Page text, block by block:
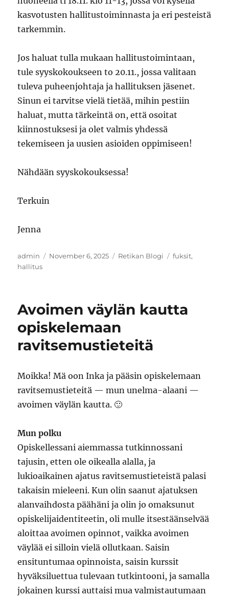
kasvotusten hallitustoiminnasta ja eri pesteistä
tarkemmin.
Jos haluat tulla mukaan hallitustoimintaan,
tule syyskokoukseen to 20.11., jossa valitaan
tuleva puheenjohtaja ja hallituksen jäsenet.
Sinun ei tarvitse vielä tietää, mihin pestiin
haluat, mutta tärkeintä on, että osoitat
kiinnostuksesi ja olet valmis yhdessä
tekemiseen ja uusien asioiden oppimiseen!
Nähdään syyskokouksessa!
Terkuin
Jenna
Author
admin
Posted
November 6, 2025 Categories
Retikan Blogi Tags
fuksit,
hallitus
Avoimen väylän kautta
opiskelemaan
ravitsemustieteitä
Moikka! Mä oon Inka ja pääsin opiskelemaan
ravitsemustieteitä — mun unelma-alaani —
avoimen väylän kautta. 🙂
Mun polku
Opiskellessani aiemmassa tutkinnossani
tajusin, etten ole oikealla alalla, ja
lukioaikainen ajatus ravitsemustieteistä palasi
takaisin mieleeni. Kun olin saanut ajatuksen
alanvaihdosta päähäni ja olin jo omaksunut
opiskelijaidentiteetin, oli mulle itsestäänselvää
aloittaa avoimen opinnot, vaikka avoimen
väylää ei silloin vielä ollutkaan. Saisin
ensituntumaa opinnoista, saisin kurssit
hyväksiluettua tulevaan tutkintooni, ja samalla
jokainen kurssi auttaisi mua valmistautumaan